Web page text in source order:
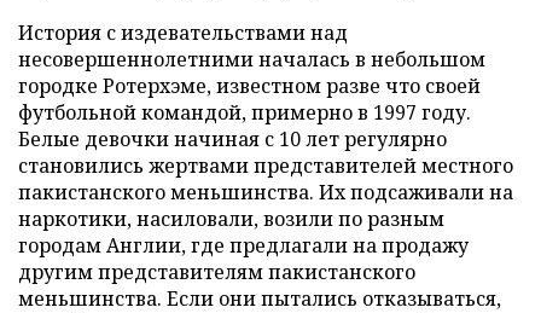
История с издевательствами над
несовершеннолетними началась в небольшом
городке Ротерхэме, известном разве что своей
футбольной командой, примерно в 1997 году.
Белые девочки начиная с 10 лет регулярно
становились жертвами представителей местного
пакистанского меньшинства. Их подсаживали на
наркотики, насиловали, возили по разным
городам Англии, где предлагали на продажу
другим представителям пакистанского
меньшинства. Если они пытались отказываться,